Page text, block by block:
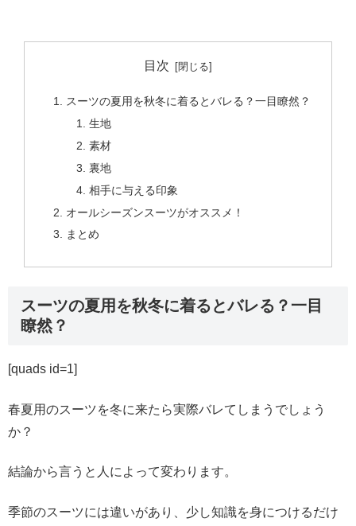
目次
スーツの夏用を秋冬に着るとバレる？一目瞭然？
生地
素材
裏地
相手に与える印象
オールシーズンスーツがオススメ！
まとめ
スーツの夏用を秋冬に着るとバレる？一目
瞭然？
[quads id=1]
春夏用のスーツを冬に来たら実際バレてしまうでしょう
か？
結論から言うと人によって変わります。
季節のスーツには違いがあり、少し知識を身につけるだけ